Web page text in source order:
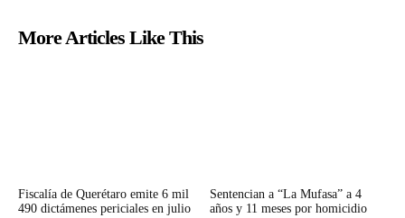
More Articles Like This
Fiscalía de Querétaro emite 6 mil
490 dictámenes periciales en julio
Sentencian a “La Mufasa” a 4
años y 11 meses por homicidio